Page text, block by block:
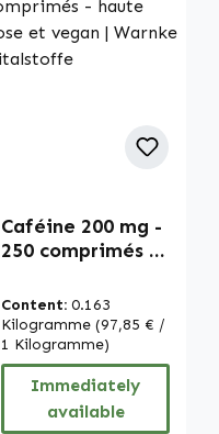
Caféine 200 mg -
250 comprimés -
vegan | Warnke
Vitalstoffe
Content: 0.163
Kilogramme (97,85 € /
1 Kilogramme)
Immediately
available